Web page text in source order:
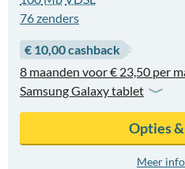
76zenders
€ 10,00 cashback
8 maanden voor € 23,50 per
Samsung Galaxy tablet
Opties
Meer